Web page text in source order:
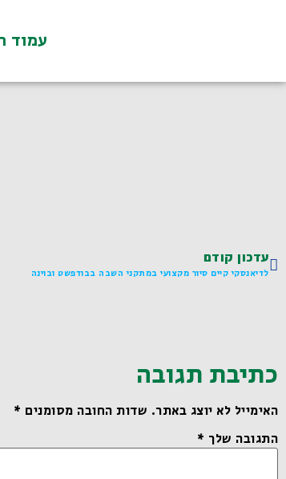
עמוד
עדכון קודם
לדיאנסקי קיים סיור מקצועי במתקני השבה בבודפשט ובוינה
כתיבת תגובה
האימייל לא יוצג באתר. שדות החובה מסומנים *
התגובה שלך *